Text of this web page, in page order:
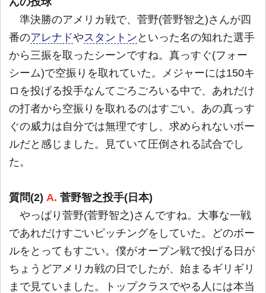
準決勝のアメリカ戦で、菅野(菅野智之)さんが四
番のアレナドや スタントン といった名の知れた選手
から三振を取ったシーンですね。真っすぐ(フォー
シーム)で空振りを取れていた。メジャーには150キ
ロを投げる投手なんてごろごろいる中で、あれだけ
の打者から空振りを取れるのはすごい。あの真っす
ぐの威力は自分では無理ですし、求められないボー
ルだと感じました。見ていて圧倒される試合でし
た。
質問(2) A. 菅野智之投手(日本)
やっぱり菅野(菅野智之)さんですね。大事な一戦
であれだけすごいピッチングをしていた。どのボー
ルをとってもすごい。僕がオープン戦で投げる日が
ちょうどアメリカ戦の日でしたが、始まるギリギリ
まで見ていました。トップクラスでやる人には本当